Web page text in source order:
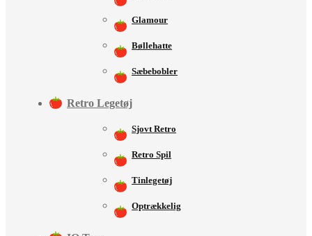
Glamour
Bøllehatte
Sæbebobler
Retro Legetøj
Sjovt Retro
Retro Spil
Tinlegetøj
Optrækkelig